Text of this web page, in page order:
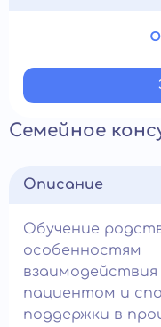
Семейное
Описание
Обучение
особенностям
взаимодействия
пациентом и
поддержки в